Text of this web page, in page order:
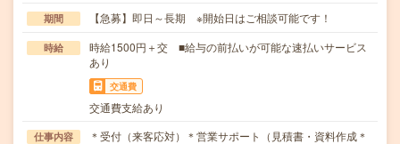
期間 【急募】即日～長期 ※開始日はご相談可能です！
時給
時給1500円＋交 ■給与の前払いが可能な速払いサービス
あり
交通費
交通費支給あり
仕事内容
＊受付（来客応対）＊営業サポート（見積書・資料作成＊